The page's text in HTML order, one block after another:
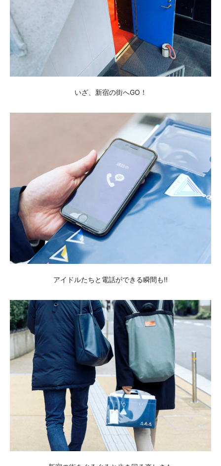
いざ、新宿の街へGO！
アイドルたちと電話ができる瞬間も!!